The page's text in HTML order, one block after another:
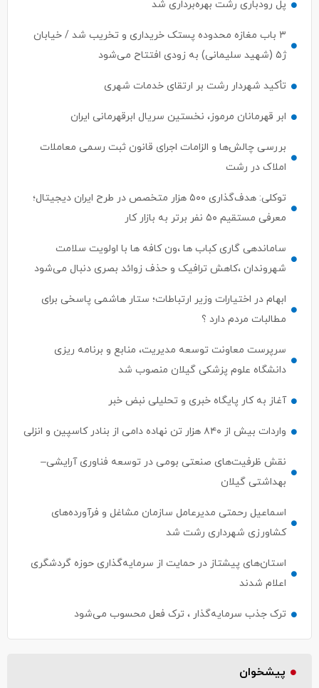
پل رودباری رشت بهره‌برداری شد
۳ باب مغازه محدوده پستک خریداری و تخریب شد / خیابان
ژ۵ (شهید سلیمانی) به زودی افتتاح می‌شود
تأکید شهردار رشت بر ارتقای خدمات شهری
ابر قهرمانان مرموز، نخستین سریال ابرقهرمانی ایران
بررسی چالش‌ها و الزامات اجرای قانون ثبت رسمی معاملات
املاک در رشت
توکلی: هدف‌گذاری ۵۰۰ هزار متخصص در طرح ایران دیجیتال؛
معرفی مستقیم ۵۰ نفر برتر به بازار کار
ساماندهی گاری کباب ها ،ون کافه ها با اولویت سلامت
شهروندان ،کاهش ترافیک و حذف زوائد بصری دنبال می‌شود
ابهام در اختیارات وزیر ارتباطات؛ ستار هاشمی پاسخی برای
مطالبات مردم دارد ؟
سرپرست معاونت توسعه مدیریت، منابع و برنامه ریزی
دانشگاه علوم پزشکی گیلان منصوب شد
آغاز به کار پایگاه خبری و تحلیلی نبض خبر
واردات بیش از ۸۴۰ هزار تن نهاده دامی از بنادر كاسپین و انزلی
نقش ظرفیت‌های صنعتی بومی در توسعه فناوری آرایشی–
بهداشتی گیلان
اسماعیل رحمتی مدیرعامل سازمان مشاغل و فرآورده‌های
کشاورزی شهرداری رشت شد
استان‌های پیشتاز در حمایت از سرمایه‌گذاری حوزه گردشگری
اعلام شدند
ترک جذب سرمایه‌گذار ، ترک فعل محسوب می‌شود
پیشخوان